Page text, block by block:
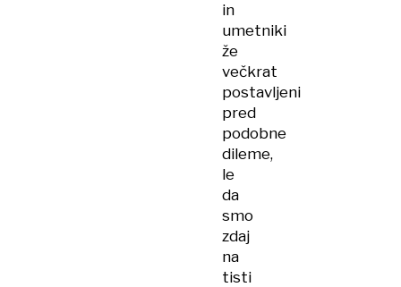
in
umetniki
že
večkrat
postavljeni
pred
podobne
dileme,
le
da
smo
zdaj
na
tisti